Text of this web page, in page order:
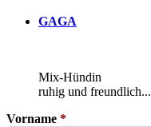
GAGA
Mix-Hündin
ruhig und freundlich...
Vorname *